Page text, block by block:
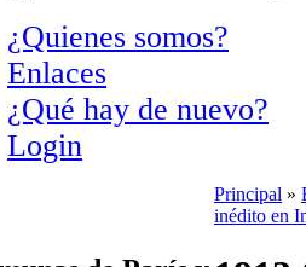
¿Quienes somos?
Enlaces
¿Qué hay de nuevo?
Login
Principal »
inédito en